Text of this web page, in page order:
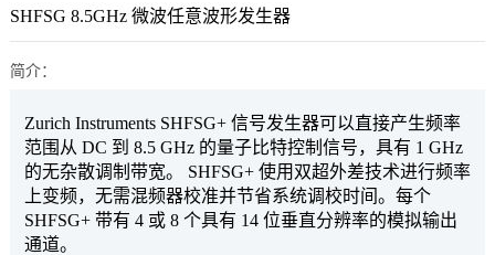
SHFSG 8.5GHz 微波任意波形发生器
简介：
Zurich Instruments SHFSG+ 信号发生器可以直接产生频率
范围从 DC 到 8.5 GHz 的量子比特控制信号，具有 1 GHz
的无杂散调制带宽。 SHFSG+ 使用双超外差技术进行频率
上变频，无需混频器校准并节省系统调校时间。每个
SHFSG+ 带有 4 或 8 个具有 14 位垂直分辨率的模拟输出
通道。